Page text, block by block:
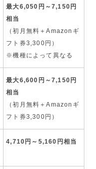
最大6,050円～7,150円
相当
（初月無料＋Amazonギ
フト券3,300円）
※機種によって異なる
最大6,600円～7,150円
相当
（初月無料＋Amazonギ
フト券3,300円）
4,710円～5,160円相当